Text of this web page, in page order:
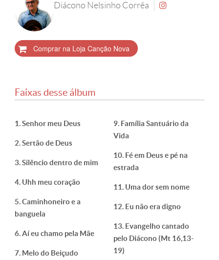
Diácono Nelsinho Corrêa
Comprar na Loja Canção Nova
Faixas desse álbum
Senhor meu Deus
Sertão de Deus
Silêncio dentro de mim
Uhh meu coração
Caminhoneiro e a
banguela
Aí eu chamo pela Mãe
Melo do Beiçudo
Família Santuário da
Vida
Fé em Deus e pé na
estrada
Uma dor sem nome
Eu não era digno
Evangelho cantado
pelo Diácono (Mt 16,13-
19)